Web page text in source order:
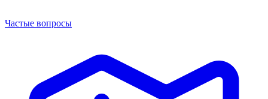
Частые вопросы